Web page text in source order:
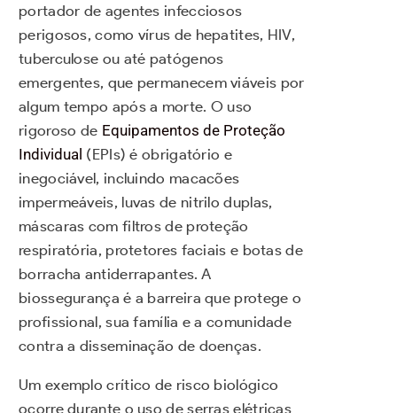
portador de agentes infecciosos
perigosos, como vírus de hepatites, HIV,
tuberculose ou até patógenos
emergentes, que permanecem viáveis por
algum tempo após a morte. O uso
rigoroso de Equipamentos de Proteção
Individual (EPIs) é obrigatório e
inegociável, incluindo macacões
impermeáveis, luvas de nitrilo duplas,
máscaras com filtros de proteção
respiratória, protetores faciais e botas de
borracha antiderrapantes. A
biossegurança é a barreira que protege o
profissional, sua família e a comunidade
contra a disseminação de doenças.
Um exemplo crítico de risco biológico
ocorre durante o uso de serras elétricas